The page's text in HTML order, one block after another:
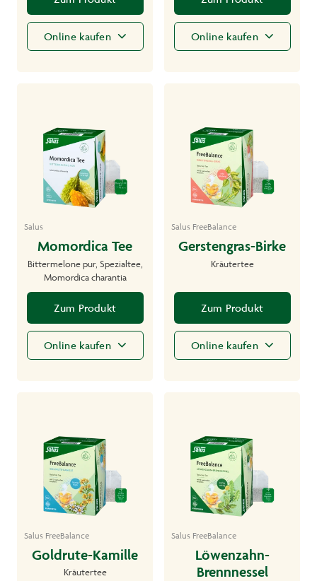
Online kaufen Online kaufen
Salus
Momordica Tee
Bittermelone pur, Spezialtee,
Momordica charantia
Zum Produkt
Online kaufen
Salus FreeBalance
Gerstengras-Birke
Kräutertee
Zum Produkt
Online kaufen
Salus FreeBalance
Goldrute-Kamille
Kräutertee
Salus FreeBalance
Löwenzahn-
Brennnessel